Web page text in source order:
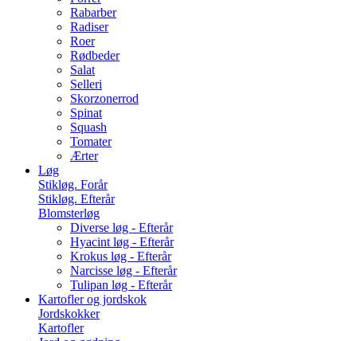
Rabarber
Radiser
Roer
Rødbeder
Salat
Selleri
Skorzonerrod
Spinat
Squash
Tomater
Ærter
Løg
Stikløg. Forår
Stikløg. Efterår
Blomsterløg
Diverse løg - Efterår
Hyacint løg - Efterår
Krokus løg - Efterår
Narcisse løg - Efterår
Tulipan løg - Efterår
Kartofler og jordskok
Jordskokker
Kartofler